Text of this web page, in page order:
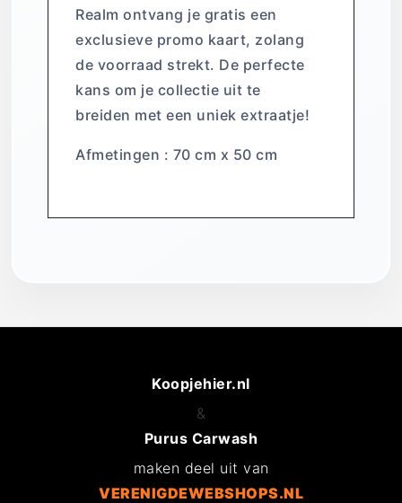
Realm ontvang je gratis een
exclusieve promo kaart, zolang
de voorraad strekt. De perfecte
kans om je collectie uit te
breiden met een uniek extraatje!
Afmetingen : 70 cm x 50 cm
Koopjehier.nl
&
Purus Carwash
maken deel uit van
VERENIGDEWEBSHOPS.NL